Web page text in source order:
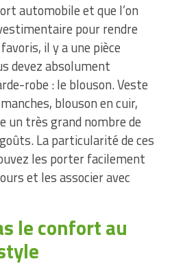
automobile et que l’on
pour rendre
il y a une pièce
devez absolument
robe : le blouson. Veste
blouson en cuir,
un très grand nombre de
La particularité de ces
les porter facilement
et les associer avec
le confort au